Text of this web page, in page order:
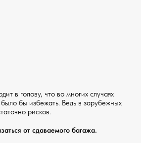
в голову, что во многих случаях
бы избежать. Ведь в зарубежных
рисков.
от сдаваемого багажа.